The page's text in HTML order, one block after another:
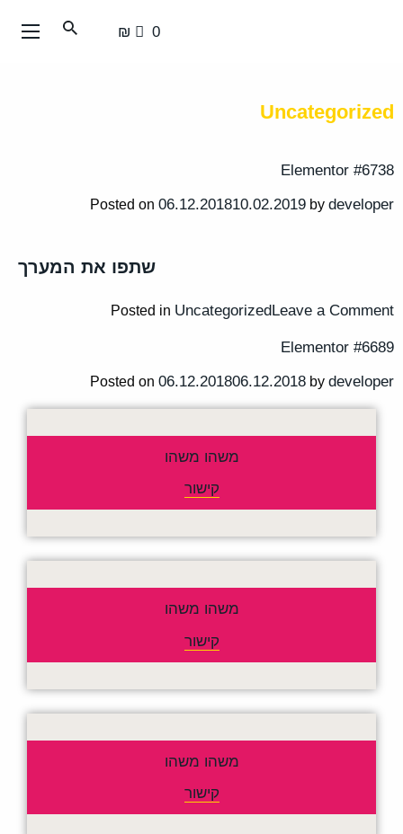
0 ₪
Uncategorized
Elementor #6738
Posted on 06.12.201810.02.2019 by developer
שתפו את המערך
Posted in Uncategorized Leave a Comment
Elementor #6689
Posted on 06.12.201806.12.2018 by developer
משהו משהו
קישור
משהו משהו
קישור
משהו משהו
קישור